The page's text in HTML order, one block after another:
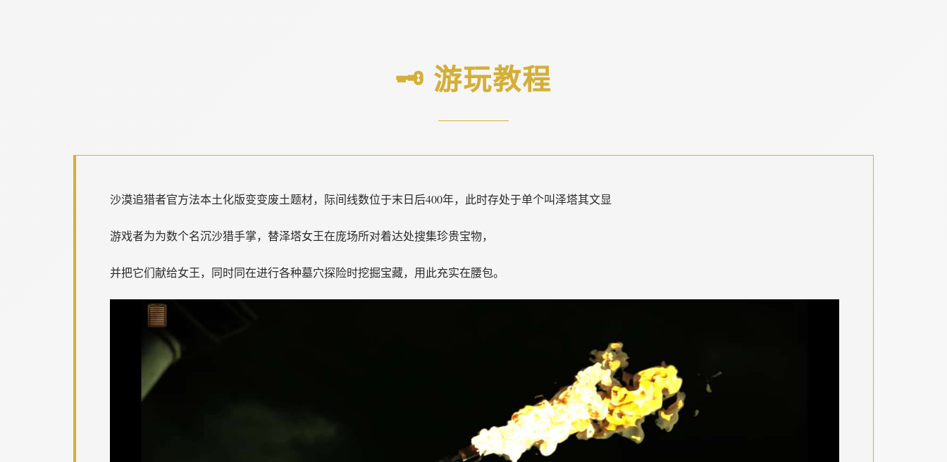
🗝️ 游玩教程
沙漠追猎者官方法本土化版变变废土题材，际间线数位于末日后400年，此时存处于单个叫泽塔其文显
游戏者为为数个名沉沙猎手掌，替泽塔女王在庞场所对着达处搜集珍贵宝物，
并把它们献给女王，同时同在进行各种墓穴探险时挖掘宝藏，用此充实在腰包。